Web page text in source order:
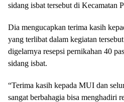
sidang isbat tersebut di Kecamatan
Dia mengucapkan terima kasih
yang terlibat dalam kegiatan
digelarnya resepsi pernikahan 40
sidang isbat.
“Terima kasih kepada MUI dan
sangat berbahagia bisa menghadiri